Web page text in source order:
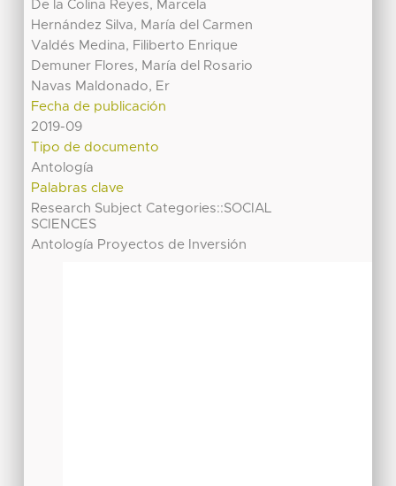
De la Colina Reyes, Marcela
Hernández Silva, María del Carmen
Valdés Medina, Filiberto Enrique
Demuner Flores, María del Rosario
Navas Maldonado, Er
Fecha de publicación
2019-09
Tipo de documento
Antología
Palabras clave
Research Subject Categories::SOCIAL
SCIENCES
Antología Proyectos de Inversión